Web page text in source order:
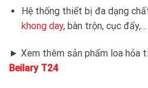
Hệ thống thiết bị đa dạng
khong day, bàn trộn, cục đẩy,…
► Xem thêm sản phẩm loa hỏa
Beilary T24